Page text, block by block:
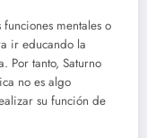
mentales o
ir educando la
Por tanto, Saturno
no es algo
su función de